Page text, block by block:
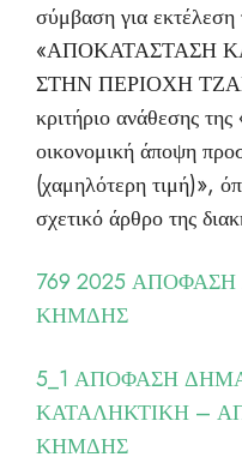
σύμβαση για εκτέλεση
«ΑΠΟΚΑΤΑΣΤΑΣΗ
ΣΤΗΝ ΠΕΡΙΟΧΗ
κριτήριο ανάθεσης
οικονομική άποψη
(χαμηλότερη τιμή)»,
σχετικό άρθρο της
769 2025
ΚΗΜΔΗΣ
5_1 ΑΠΟΦΑΣΗ
ΚΑΤΑΛΗΚΤΙΚΗ –
ΚΗΜΔΗΣ